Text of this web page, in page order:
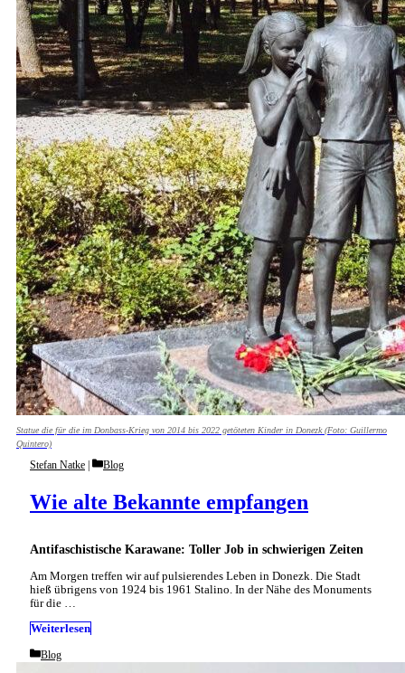
Statue die für die im Donbass-Krieg von 2014 bis 2022 getöteten Kinder in Donezk (Foto: Guillermo
Quintero)
Antifaschistische Karawane: Toller Job in schwierigen Zeiten
Wie alte Bekannte empfangen
Stefan Natke Categories
Blog
Am Morgen treffen wir auf pulsierendes Leben in Donezk. Die Stadt
hieß übrigens von 1924 bis 1961 Stalino. In der Nähe des Monuments
für die …
Weiterlesen
Categories
Blog